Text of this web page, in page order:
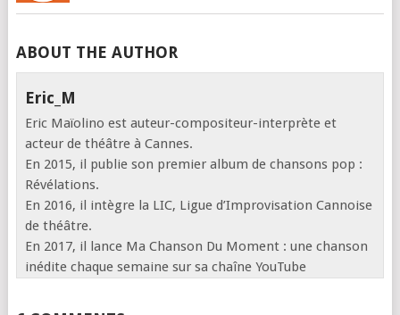
ABOUT THE AUTHOR
Eric_M
Eric Maïolino est auteur-compositeur-interprète et
acteur de théâtre à Cannes.
En 2015, il publie son premier album de chansons pop :
Révélations.
En 2016, il intègre la LIC, Ligue d’Improvisation Cannoise
de théâtre.
En 2017, il lance Ma Chanson Du Moment : une chanson
inédite chaque semaine sur sa chaîne YouTube